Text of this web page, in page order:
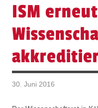
ISM
30. Juni 2016